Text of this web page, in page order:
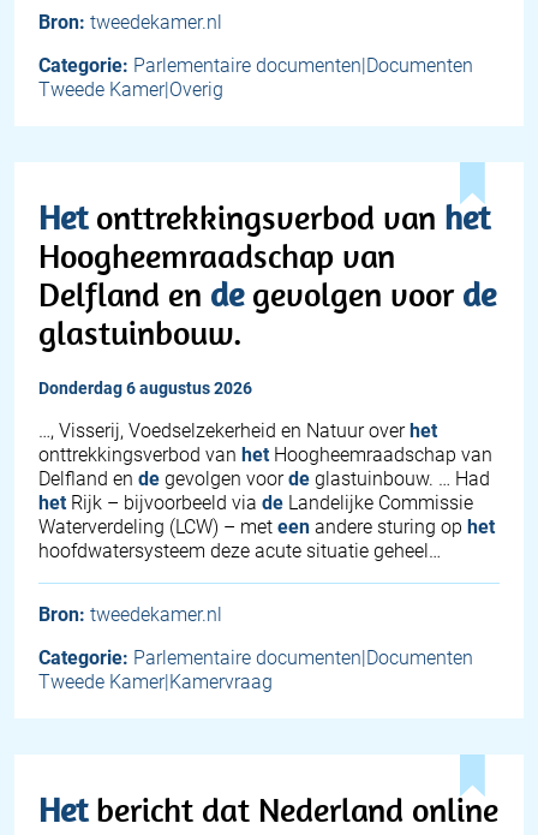
Bron: tweedekamer.nl
Categorie: Parlementaire documenten|Documenten
Tweede Kamer|Overig
Hetonttrekkingsverbod van het
Hoogheemraadschap van
Delfland en degevolgen voor de
glastuinbouw.
donderdag 6 augustus 2026
…, Visserij, Voedselzekerheid en Natuur over het
onttrekkingsverbod van het Hoogheemraadschap van
Delfland en de gevolgen voorde glastuinbouw. … Had
het Rijk – bijvoorbeeld via de Landelijke Commissie
Waterverdeling (LCW) – met een andere sturing op het
hoofdwatersysteem deze acute situatie geheel…
Bron: tweedekamer.nl
Categorie: Parlementaire documenten|Documenten
Tweede Kamer|Kamervraag
Hetbericht dat Nederland online